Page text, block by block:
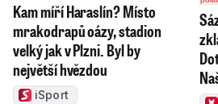
Kam míří Haraslín? Místo
mrakodrapů oázy, stadion
velký jak v Plzni. Byl by
největší hvězdou
iSport